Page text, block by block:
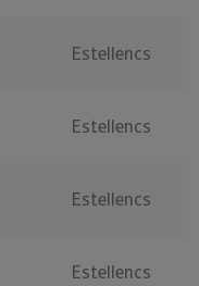
Estellencs
Estellencs
Estellencs
Estellencs